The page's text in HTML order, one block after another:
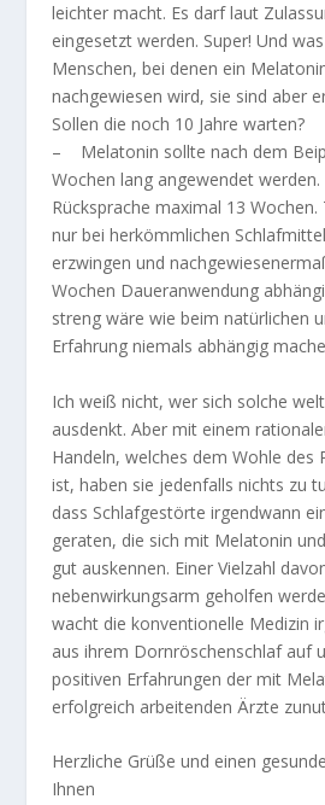
leichter macht. Es darf laut
eingesetzt werden. Super! Und
Menschen, bei denen ein
nachgewiesen wird, sie sind aber
Sollen die noch 10 Jahre warten?
– Melatonin sollte nach dem
Wochen lang angewendet
Rücksprache maximal 13
nur bei herkömmlichen
erzwingen und
Wochen Daueranwendung
streng wäre wie beim natürlichen
Erfahrung niemals abhängig
Ich weiß nicht, wer sich solche
ausdenkt. Aber mit einem
Handeln, welches dem Wohle des
ist, haben sie jedenfalls nichts zu
dass Schlafgestörte irgendwann
geraten, die sich mit Melatonin
gut auskennen. Einer Vielzahl
nebenwirkungsarm geholfen
wacht die konventionelle Medizin
aus ihrem Dornröschenschlaf auf
positiven Erfahrungen der mit
erfolgreich arbeitenden Ärzte
Herzliche Grüße und einen
Ihnen